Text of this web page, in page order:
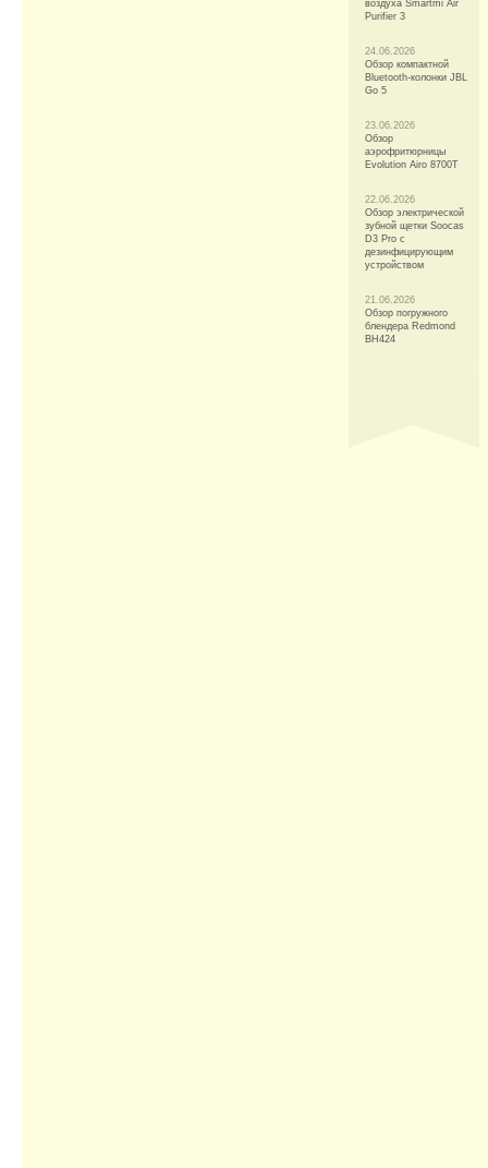
воздуха Smartmi Air
Purifier 3
24.06.2026
Обзор компактной
Bluetooth-колонки JBL
Go 5
23.06.2026
Обзор
аэрофритюрницы
Evolution Airo 8700T
22.06.2026
Обзор электрической
зубной щетки Soocas
D3 Pro с
дезинфицирующим
устройством
21.06.2026
Обзор погружного
блендера Redmond
BH424